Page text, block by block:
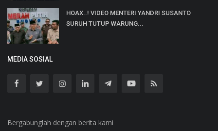
HOAX..! VIDEO MENTERI YANDRI SUSANTO
SURUH TUTUP WARUNG...
MEDIA SOSIAL
Bergabunglah dengan berita kami